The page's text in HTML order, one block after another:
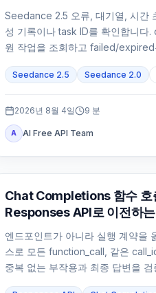
Seedance 2.5 오류, 대기열, 시간
성 기록이나 task ID를 확인합니다
원 작업을 조회하고 failed/expired
Seedance 2.5 Seedance 2.0
2026년 8월 4일 9 분
A AI Free API Team
API 가이드
Chat Completions 함수 호
Responses API로 이전하
차
엔드포인트가 아니라 실행 계약을
스로 모든 function_call, 같은
중복 없는 부작용과 최종 답변을 검